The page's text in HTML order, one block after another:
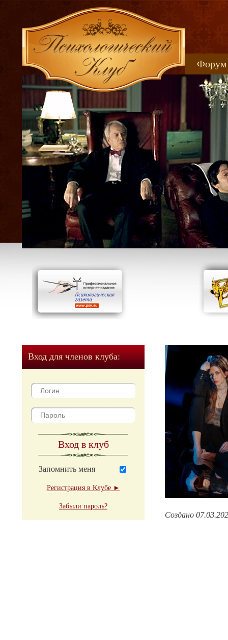
Форум
Вход для членов клуба:
Вход в клуб
Запомнить меня
Регистрация в Клубе ►
Забыли пароль?
Создано